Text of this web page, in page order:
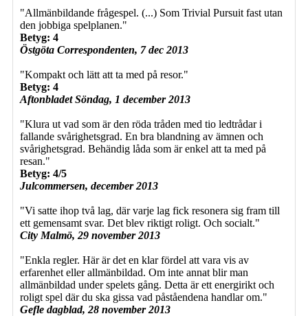
"Allmänbildande frågespel. (...) Som Trivial Pursuit fast utan
den jobbiga spelplanen."
Betyg: 4
Östgöta Correspondenten, 7 dec 2013
"Kompakt och lätt att ta med på resor."
Betyg: 4
Aftonbladet Söndag, 1 december 2013
"Klura ut vad som är den röda tråden med tio ledtrådar i
fallande svårighetsgrad. En bra blandning av ämnen och
svårighetsgrad. Behändig låda som är enkel att ta med på
resan."
Betyg: 4/5
Julcommersen, december 2013
"Vi satte ihop två lag, där varje lag fick resonera sig fram till
ett gemensamt svar. Det blev riktigt roligt. Och socialt."
City Malmö, 29 november 2013
"Enkla regler. Här är det en klar fördel att vara vis av
erfarenhet eller allmänbildad. Om inte annat blir man
allmänbildad under spelets gång. Detta är ett energirikt och
roligt spel där du ska gissa vad påståendena handlar om."
Gefle dagblad, 28 november 2013